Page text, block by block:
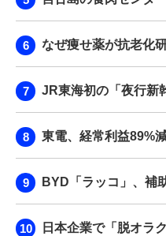
なぜ痩せ薬が抗老化
JR東海初の「夜行新
東電、経常利益89%
BYD「ラッコ」、補
日本企業で「脱オラ